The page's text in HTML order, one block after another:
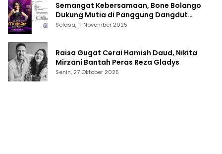
Semangat Kebersamaan, Bone Bolango
Dukung Mutia di Panggung Dangdut
Academy 7
Selasa, 11 November 2025
Raisa Gugat Cerai Hamish Daud, Nikita
Mirzani Bantah Peras Reza Gladys
Senin, 27 Oktober 2025